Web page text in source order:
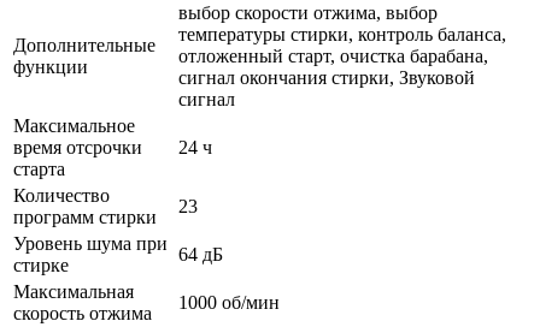
Дополнительные
функции
выбор скорости отжима, выбор
температуры стирки, контроль баланса,
отложенный старт, очистка барабана,
сигнал окончания стирки, Звуковой
сигнал
Максимальное
время отсрочки
старта
24 ч
Количество
программ стирки
23
Уровень шума при
стирке
64 дБ
Максимальная
скорость отжима
1000 об/мин